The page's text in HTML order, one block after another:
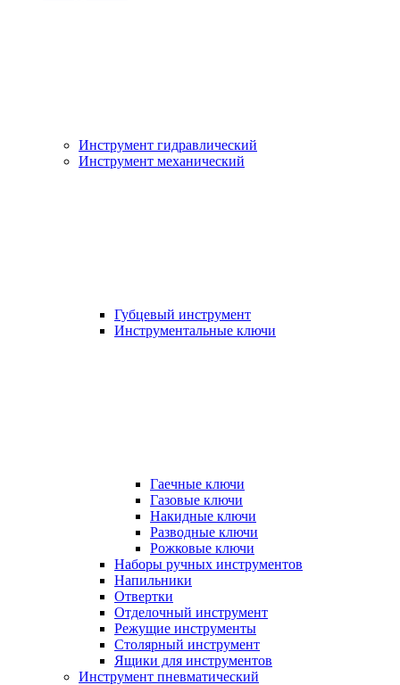
Инструмент гидравлический
Инструмент механический
Губцевый инструмент
Инструментальные ключи
Гаечные ключи
Газовые ключи
Накидные ключи
Разводные ключи
Рожковые ключи
Наборы ручных инструментов
Напильники
Отвертки
Отделочный инструмент
Режущие инструменты
Столярный инструмент
Ящики для инструментов
Инструмент пневматический